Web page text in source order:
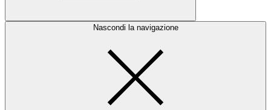
Nascondi la navigazione